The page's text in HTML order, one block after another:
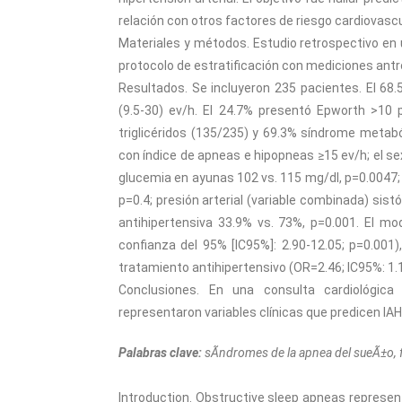
relación con otros factores de riesgo
Materiales y métodos. Estudio retrospectivo
protocolo de estratificación con mediciones
Resultados. Se incluyeron 235 pacientes. El
(9.5-30) ev/h. El 24.7% presentó Epworth
triglicéridos (135/235) y 69.3% síndrome
con índice de apneas e hipopneas ≥15 ev/h; el
glucemia en ayunas 102 vs. 115 mg/dl,
p=0.4; presión arterial (variable combinada)
antihipertensiva 33.9% vs. 73%, p=0.001. El
confianza del 95% [IC95%]: 2.90-12.05;
tratamiento antihipertensivo (OR=2.46; IC95%:
Conclusiones. En una consulta
representaron variables clínicas que predicen
Palabras clave:sÃ­ndromes de la apnea del
Introduction. Obstructive sleep apneas